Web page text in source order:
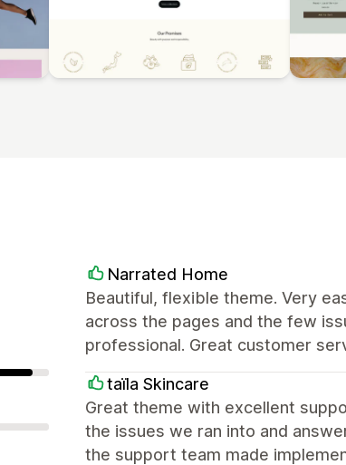
Narrated Home
Beautiful, flexible theme. Very
across the pages and the few
professional. Great customer
taїla Skincare
Great theme with excellent
the issues we ran into and
the support team made